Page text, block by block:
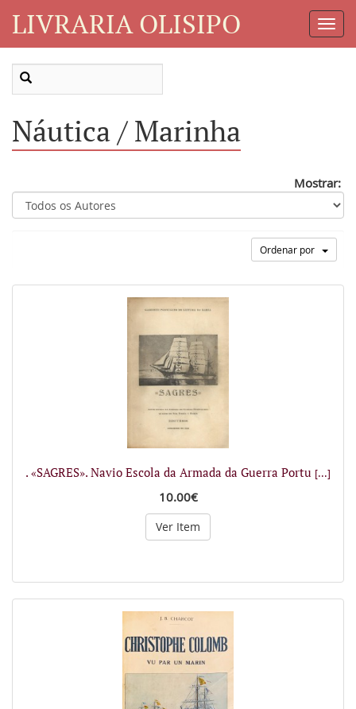
LIVRARIA OLISIPO
Náutica / Marinha
Mostrar:
Ordenar por
. «SAGRES». Navio Escola da Armada da Guerra Portu [...]
10.00€
Ver Item